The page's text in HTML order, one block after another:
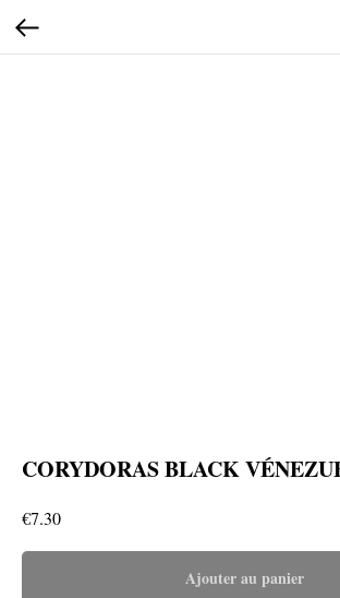
CORYDORAS BLACK
€7.30
Ajouter au panier